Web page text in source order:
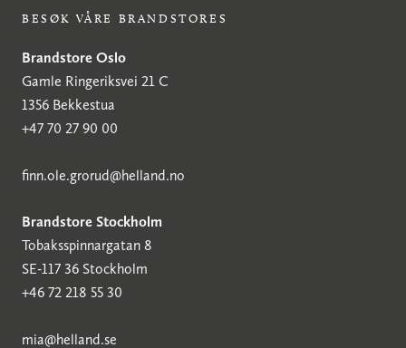
BESØK VÅRE BRANDSTORES
Brandstore Oslo
Gamle Ringeriksvei 21 C
1356 Bekkestua
+47 70 27 90 00
finn.ole.grorud@helland.no
Brandstore Stockholm
Tobaksspinnargatan 8
SE-117 36 Stockholm
+46 72 218 55 30
mia@helland.se